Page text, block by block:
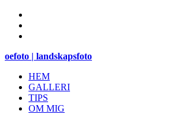
oefoto | landskapsfoto
HEM
GALLERI
TIPS
OM MIG